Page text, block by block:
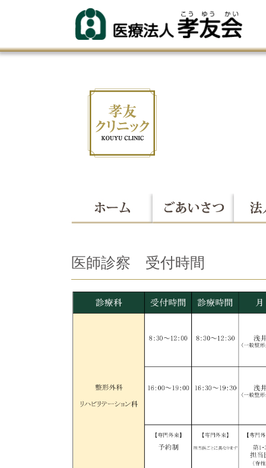
医師診察 受付時間